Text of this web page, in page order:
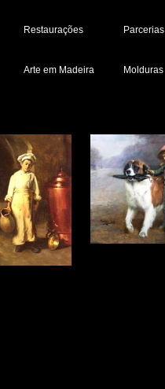
Restaurações
Arte em Madeira
Parcerias
Molduras